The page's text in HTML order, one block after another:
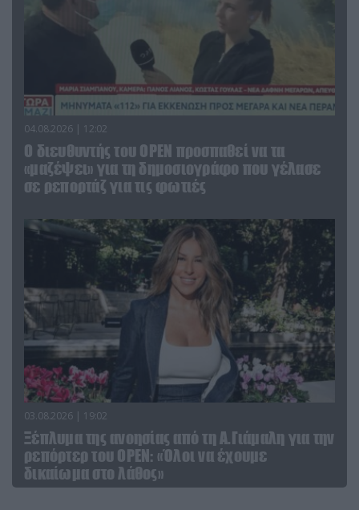
04.08.2026 | 12:02
O διευθυντής του OPEN προσπαθεί να τα
«μαζέψει» για τη δημοσιογράφο που γέλασε
σε ρεπορτάζ για τις φωτιές
03.08.2026 | 19:02
Ξέπλυμα της ανοησίας από τη Α.Γιάμαλη για την
ρεπόρτερ του ΟΡΕΝ: «Όλοι να έχουμε
δικαίωμα στο λάθος»